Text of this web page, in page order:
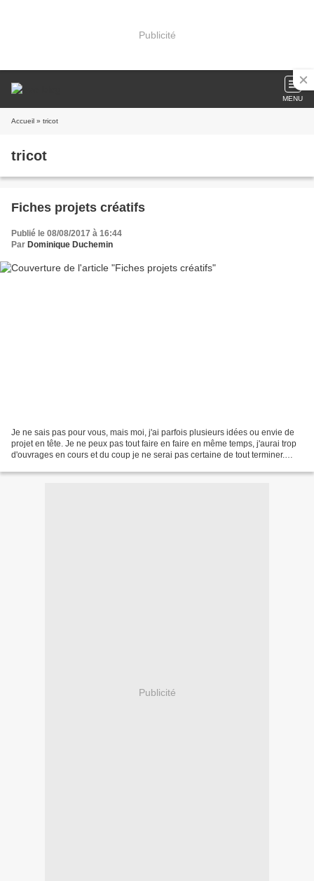
Publicité
MENU
Accueil » tricot
tricot
Fiches projets créatifs
Publié le 08/08/2017 à 16:44
Par Dominique Duchemin
Je ne sais pas pour vous, mais moi, j'ai parfois plusieurs idées ou envie de
projet en tête. Je ne peux pas tout faire en faire en même temps, j'aurai trop
d'ouvrages en cours et du coup je ne serai pas certaine de tout terminer.
Publicité